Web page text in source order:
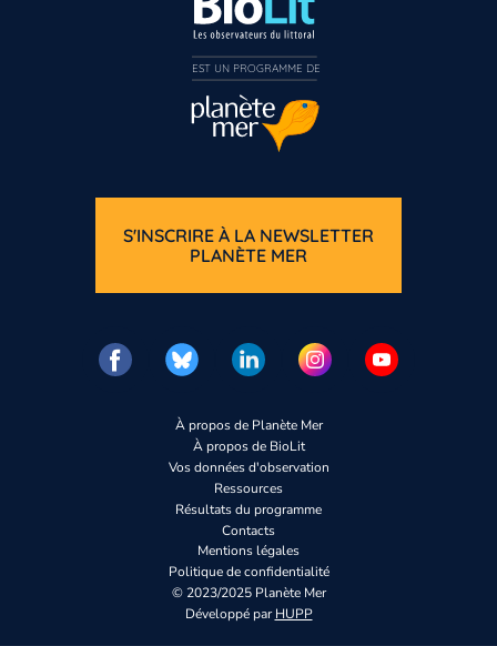
À propos de Planète Mer
À propos de BioLit
Vos données d'observation
Ressources
Résultats du programme
Contacts
Mentions légales
Politique de confidentialité
© 2023/2025 Planète Mer
Développé parHUPP
S'INSCRIRE À LA NEWSLETTER
PLANÈTE MER